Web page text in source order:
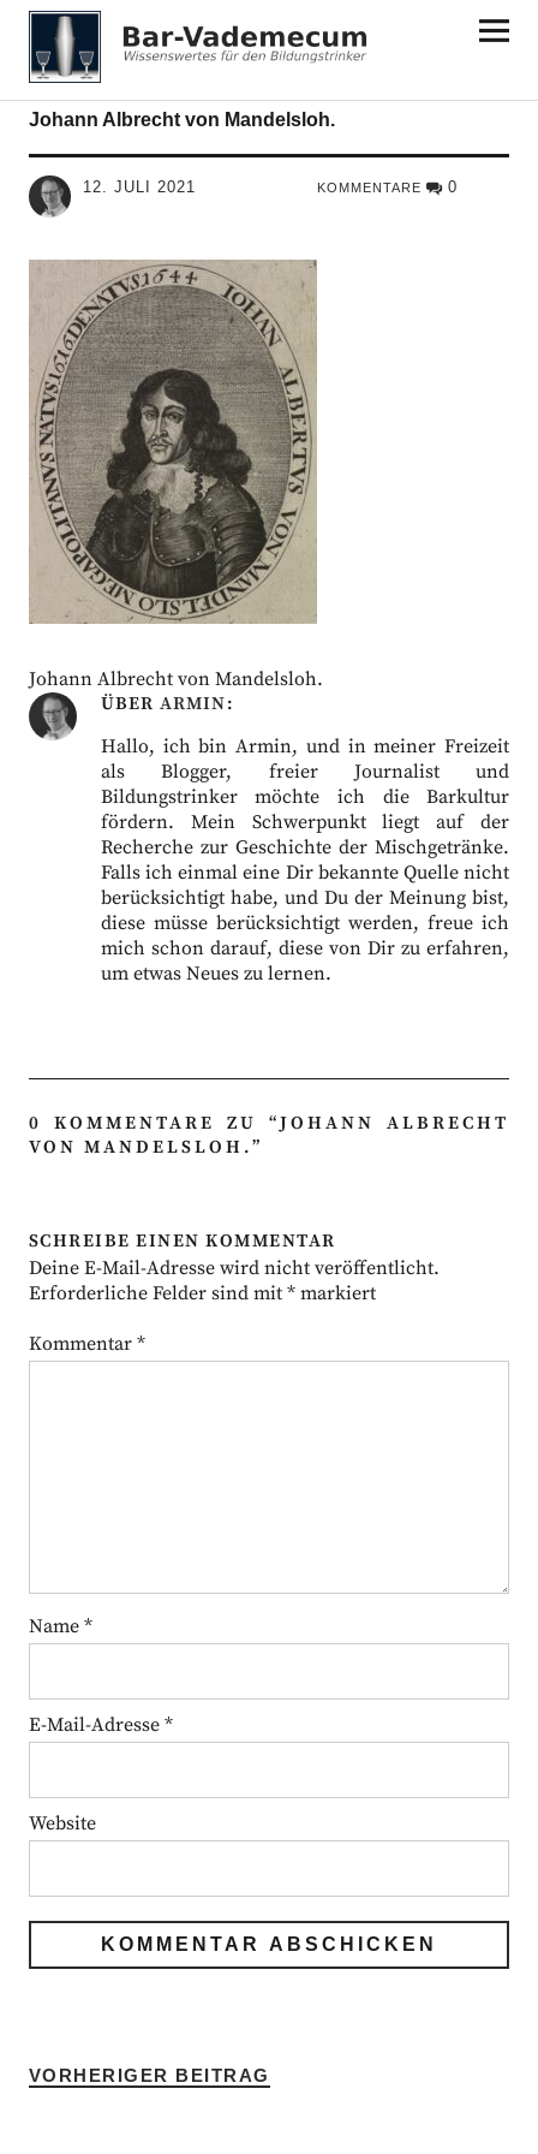
Bar-Vademecum
Johann Albrecht von Mandelsloh.
12. JULI 2021 KOMMENTARE 0
Johann Albrecht von Mandelsloh.
ÜBER ARMIN
Hallo, ich bin Armin, und in meiner Freizeit
als Blogger, freier Journalist und
Bildungstrinker möchte ich die Barkultur
fördern. Mein Schwerpunkt liegt auf der
Recherche zur Geschichte der Mischgetränke.
Falls ich einmal eine Dir bekannte Quelle nicht
berücksichtigt habe, und Du der Meinung bist,
diese müsse berücksichtigt werden, freue ich
mich schon darauf, diese von Dir zu erfahren,
um etwas Neues zu lernen.
0 KOMMENTARE ZU “JOHANN ALBRECHT
VON MANDELSLOH.”
SCHREIBE EINEN KOMMENTAR
Deine E-Mail-Adresse wird nicht veröffentlicht.
Erforderliche Felder sind mit *markiert
Kommentar *
Name *
E-Mail-Adresse *
Website
VORHERIGER BEITRAG